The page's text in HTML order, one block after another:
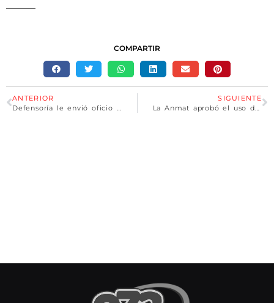
———
COMPARTIR
ANTERIOR
Defensoría le envió oficio al Banco de Santa Fe debido a que usuarios no pueden retirar dinero
SIGUIENTE
La Anmat aprobó el uso de una vacuna contra el dengue